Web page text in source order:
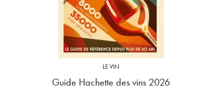
LE VIN
Guide Hachette des vins 2026